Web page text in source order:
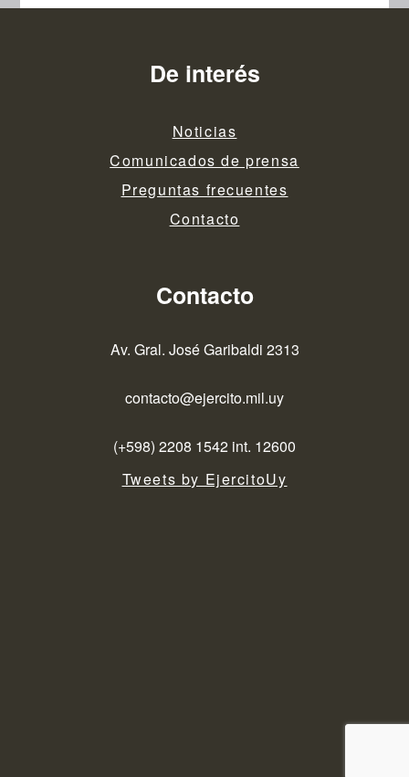
De interés
Noticias
Comunicados de prensa
Preguntas frecuentes
Contacto
Contacto
Av. Gral. José Garibaldi 2313
contacto@ejercito.mil.uy
(+598) 2208 1542 int. 12600
Tweets by EjercitoUy